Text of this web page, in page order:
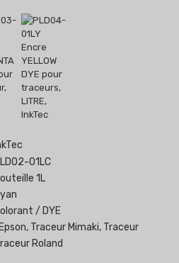
01LC
1L
/ DYE
Traceur Mimaki, Traceur
Roland